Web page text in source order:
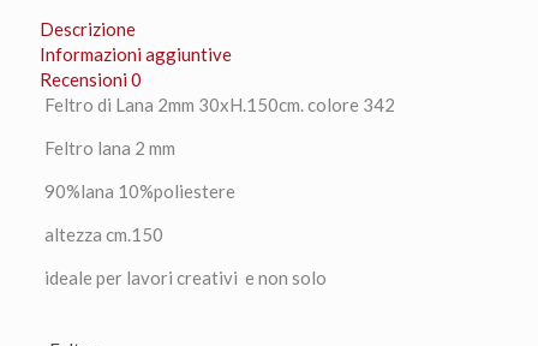
Descrizione
Informazioni aggiuntive
Recensioni 0
Feltro di Lana 2mm 30xH.150cm. colore 342
Feltro lana 2 mm
90%lana 10%poliestere
altezza cm.150
ideale per lavori creativi e non solo